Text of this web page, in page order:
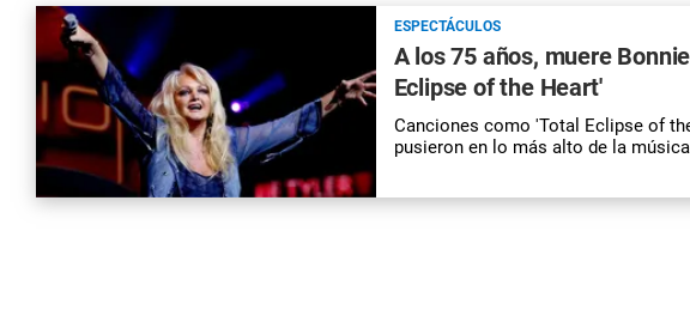
ESPECTÁCULOS
A los 75 años, muere
Eclipse of the Heart'
Canciones como 'Total Eclipse of
pusieron en lo más alto de la